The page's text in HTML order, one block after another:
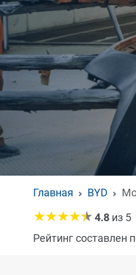
Главная BYD
4.8 из 5
Рейтинг составлен